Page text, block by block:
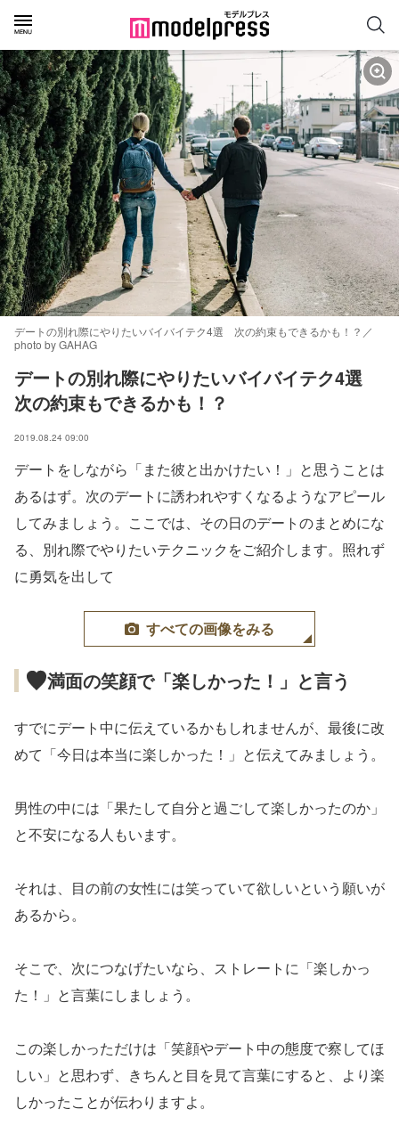
デートの別れ際にやりたいバイバイテク4選 次の約束もできるかも！？／
photo by GAHAG
デートの別れ際にやりたいバイバイテク4選
次の約束もできるかも！？
2019.08.24 09:00
デートをしながら「また彼と出かけたい！」と思うことは
あるはず。次のデートに誘われやすくなるようなアピール
してみましょう。ここでは、その日のデートのまとめにな
る、別れ際でやりたいテクニックをご紹介します。照れず
に勇気を出して
すべての画像をみる
満面の笑顔で「楽しかった！」と言う
すでにデート中に伝えているかもしれませんが、最後に改
めて「今日は本当に楽しかった！」と伝えてみましょう。
男性の中には「果たして自分と過ごして楽しかったのか」
と不安になる人もいます。
それは、目の前の女性には笑っていて欲しいという願いが
あるから。
そこで、次につなげたいなら、ストレートに「楽しかっ
た！」と言葉にしましょう。
この楽しかっただけは「笑顔やデート中の態度で察してほ
しい」と思わず、きちんと目を見て言葉にすると、より楽
しかったことが伝わりますよ。